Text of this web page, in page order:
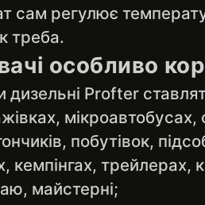
сам регулює
треба.
особливо
дизельні Profter
мікроавтобусах,
побутівок,
кемпінгах, трейлерах,
майстерні;